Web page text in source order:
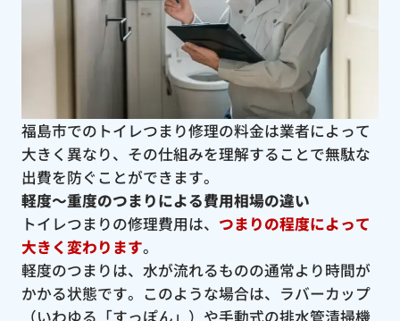
福島市でのトイレつまり修理の料金は業者によって
大きく異なり、その仕組みを理解することで無駄な
出費を防ぐことができます。
軽度〜重度のつまりによる費用相場の違い
トイレつまりの修理費用は、 つまりの程度によって
大きく変わります。
軽度のつまりは、水が流れるものの通常より時間が
かかる状態です。このような場合は、ラバーカップ
（いわゆる「すっぽん」）や手動式の排水管清掃機